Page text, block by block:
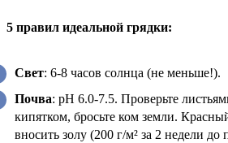
5 правил идеальной грядки:
Свет: 6-8 часов солнца (не меньше!).
Почва: pH 6.0-7.5. Проверьте
кипятком, бросьте ком земли.
вносить золу (200 г/м² за 2 недели до